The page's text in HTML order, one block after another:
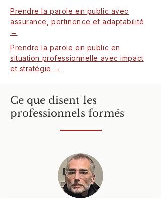
Prendre la parole en public avec
assurance, pertinence et adaptabilité
→
Prendre la parole en public en
situation professionnelle avec impact
et stratégie →
Ce que disent les
professionnels formés